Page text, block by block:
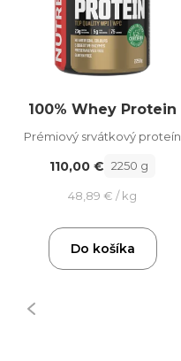
100% Whey Protein
Prémiový srvátkový proteín
110,00 € 2250 g
48,89 € / kg
Do košíka